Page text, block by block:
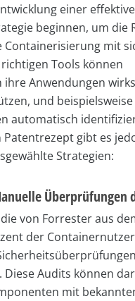
einer
beginnen, um die
Containerisierung mit
Tools können
Anwendungen
und
automatisch
Patentrezept gibt es
Strategien:
Überprüfungen
von Forrester aus
der Containernutzer
Diese Audits können
mit